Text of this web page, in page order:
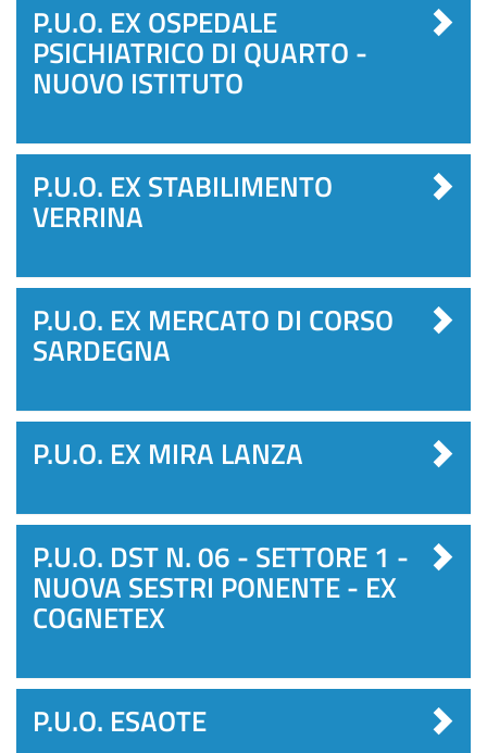
P.U.O. EX OSPEDALE
PSICHIATRICO DI QUARTO -
NUOVO ISTITUTO
P.U.O. EX STABILIMENTO
VERRINA
P.U.O. EX MERCATO DI CORSO
SARDEGNA
P.U.O. EX MIRA LANZA
P.U.O. DST N. 06 - SETTORE 1 -
NUOVA SESTRI PONENTE - EX
COGNETEX
P.U.O. ESAOTE